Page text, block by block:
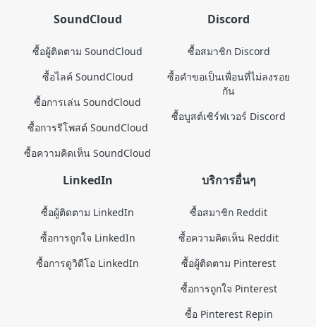
SoundCloud
ซื้อผู้ติดตาม SoundCloud
ซื้อไลค์ SoundCloud
ซื้อการเล่น SoundCloud
ซื้อการรีโพสต์ SoundCloud
ซื้อความคิดเห็น SoundCloud
Discord
ซื้อสมาชิก Discord
ซื้อคำขอเป็นเพื่อนที่ไม่ลงรอย
กัน
ซื้อบูสต์เซิร์ฟเวอร์ Discord
LinkedIn
ซื้อผู้ติดตาม LinkedIn
ซื้อการถูกใจ LinkedIn
ซื้อการดูวิดีโอ LinkedIn
บริการอื่นๆ
ซื้อสมาชิก Reddit
ซื้อความคิดเห็น Reddit
ซื้อผู้ติดตาม Pinterest
ซื้อการถูกใจ Pinterest
ซื้อ Pinterest Repin